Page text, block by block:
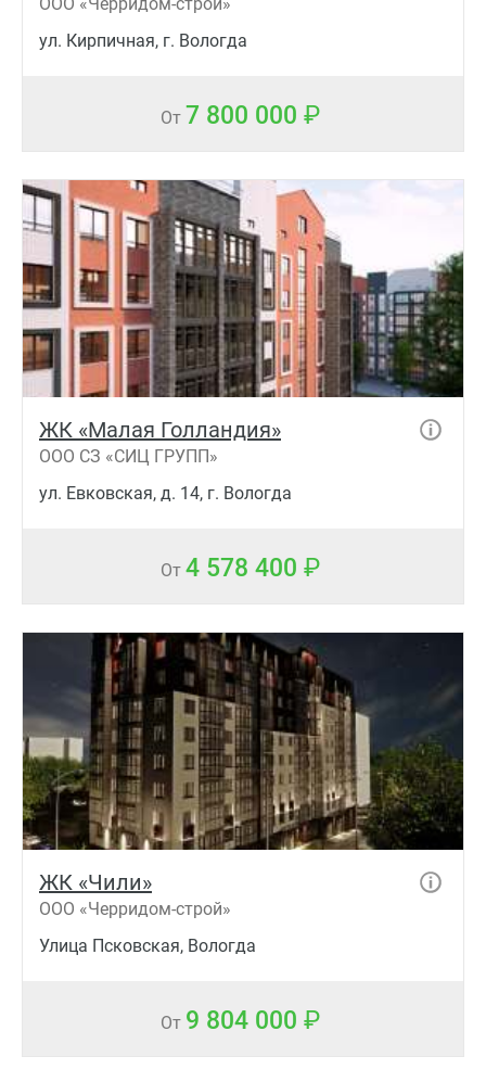
ул. Кирпичная, г. Вологда
От 7 800 000
ЖК «Малая Голландия»
ООО СЗ «СИЦ ГРУПП»
ул. Евковская, д. 14, г. Вологда
От 4 578 400
ЖК «Чили»
ООО «Черридом-строй»
Улица Псковская, Вологда
От 9 804 000